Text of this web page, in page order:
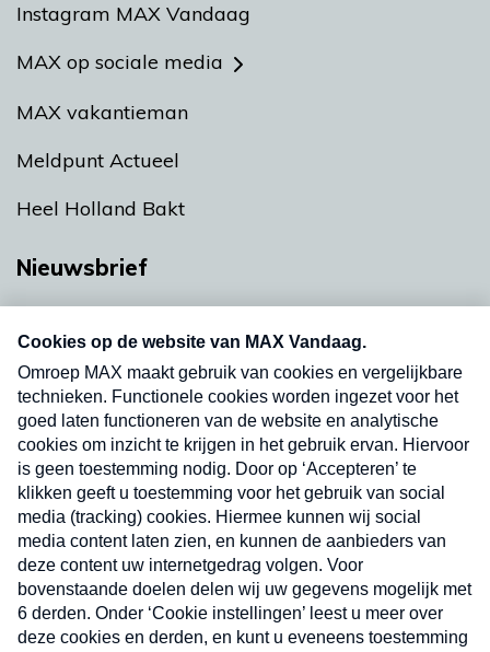
Instagram MAX Vandaag
MAX op sociale media
MAX vakantieman
Meldpunt Actueel
Heel Holland Bakt
Nieuwsbrief
nieuwsbrief. Elke vrijdag- en dinsdagochtend in
uw mailbox.
Verzend
Nieuwsbrief